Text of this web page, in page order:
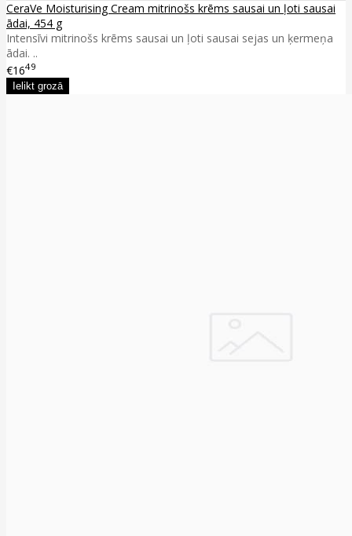
CeraVe Moisturising Cream mitrinošs krēms sausai un ļoti sausai
ādai, 454 g
Intensīvi mitrinošs krēms sausai un ļoti sausai sejas un ķermeņa
ādai. ..
€1649